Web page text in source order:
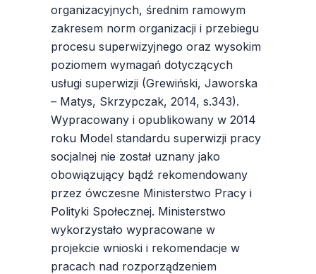
organizacyjnych, średnim ramowym
zakresem norm organizacji i przebiegu
procesu superwizyjnego oraz wysokim
poziomem wymagań dotyczących
usługi superwizji (Grewiński, Jaworska
– Matys, Skrzypczak, 2014, s.343).
Wypracowany i opublikowany w 2014
roku Model standardu superwizji pracy
socjalnej nie został uznany jako
obowiązujący bądź rekomendowany
przez ówczesne Ministerstwo Pracy i
Polityki Społecznej. Ministerstwo
wykorzystało wypracowane w
projekcie wnioski i rekomendacje w
pracach nad rozporządzeniem